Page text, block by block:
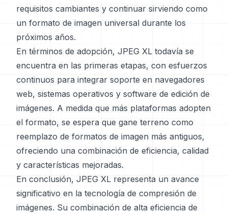
requisitos cambiantes y continuar sirviendo como
un formato de imagen universal durante los
próximos años.
En términos de adopción, JPEG XL todavía se
encuentra en las primeras etapas, con esfuerzos
continuos para integrar soporte en navegadores
web, sistemas operativos y software de edición de
imágenes. A medida que más plataformas adopten
el formato, se espera que gane terreno como
reemplazo de formatos de imagen más antiguos,
ofreciendo una combinación de eficiencia, calidad
y características mejoradas.
En conclusión, JPEG XL representa un avance
significativo en la tecnología de compresión de
imágenes. Su combinación de alta eficiencia de